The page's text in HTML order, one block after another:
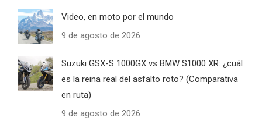
Video, en moto por el mundo
9 de agosto de 2026
Suzuki GSX-S 1000GX vs BMW S1000 XR: ¿cuál
es la reina real del asfalto roto? (Comparativa
en ruta)
9 de agosto de 2026